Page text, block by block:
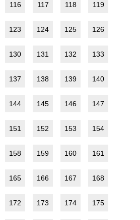
116 117 118 119
123 124 125 126
130 131 132 133
137 138 139 140
144 145 146 147
151 152 153 154
158 159 160 161
165 166 167 168
172 173 174 175